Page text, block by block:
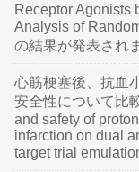
Receptor Agonists
Analysis of
の結果が発表され
心筋梗塞後、抗血
安全性について比
and safety of
infarction on dual
target trial